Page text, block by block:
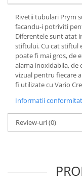
Rivetii tubulari Prym
facandu-i potriviti
Diferentele sunt atat
stiftului. Cu cat stiftul
poate fi mai gros, de
alama inoxidabila, de
vizual pentru fiecare
fi utilizate cu Vario
Informatii
Review-uri(0)